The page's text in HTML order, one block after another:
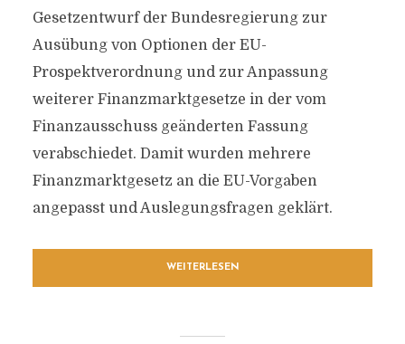
Gesetzentwurf der Bundesregierung zur
Ausübung von Optionen der EU-
Prospektverordnung und zur Anpassung
weiterer Finanzmarktgesetze in der vom
Finanzausschuss geänderten Fassung
verabschiedet. Damit wurden mehrere
Finanzmarktgesetz an die EU-Vorgaben
angepasst und Auslegungsfragen geklärt.
WEITERLESEN